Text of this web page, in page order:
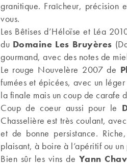
granitique. Fraîcheur, précision
vous.
Les Bêtises d’Héloïse et Léa
du Domaine Les Bruyères
gourmand, avec des notes de
Le rouge Nouvelère 2007 de
fumées et épicées, avec un
la finale mais un coup de carafe
Coup de coeur aussi pour le
Chasselière est très coulant,
et de bonne persistance.
plaisant, à boire à l’apéritif ou
Bien sûr les vins de Yann